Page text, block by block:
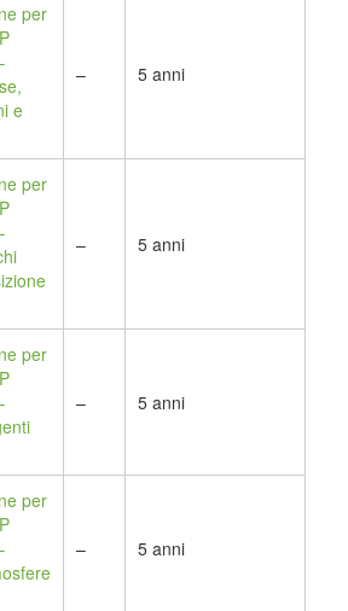
per
e
– 5 anni
per
– 5 anni
per
– 5 anni
per
– 5 anni